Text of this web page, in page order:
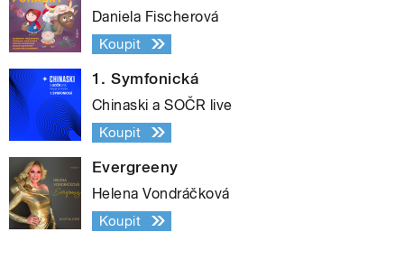
Daniela Fischerová
Koupit
1. Symfonická
Chinaski a SOČR live
Koupit
Evergreeny
Helena Vondráčková
Koupit